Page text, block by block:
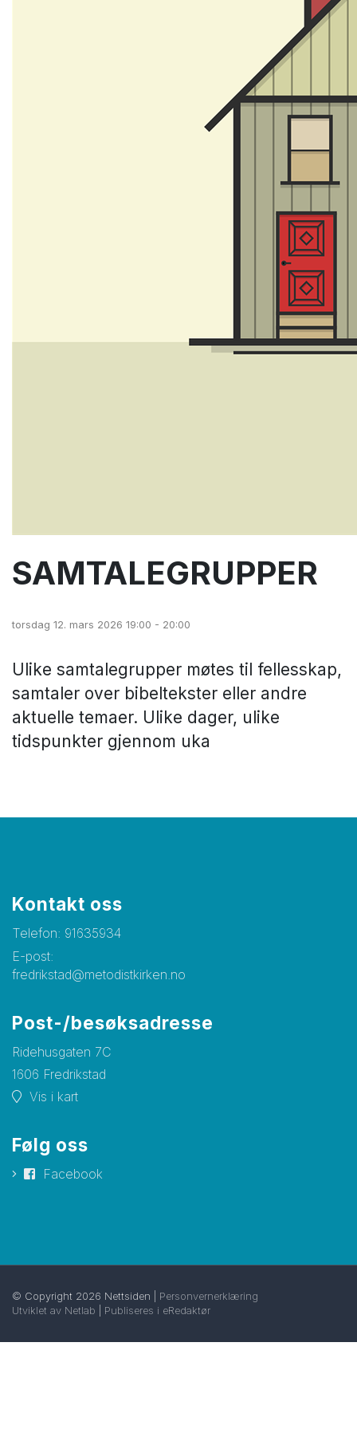
SAMTALEGRUPPER
torsdag 12. mars 2026 19:00 - 20:00
Ulike samtalegrupper møtes til fellesskap,
samtaler over bibeltekster eller andre
aktuelle temaer. Ulike dager, ulike
tidspunkter gjennom uka
Kontakt oss
Telefon: 91635934
E-post:
fredrikstad@metodistkirken.no
Post-/besøksadresse
Ridehusgaten 7C
1606 Fredrikstad
Vis i kart
Følg oss
Facebook
© Copyright 2026 Nettsiden | Personvernerklæring
Utviklet av Netlab
Publiseres i eRedaktør